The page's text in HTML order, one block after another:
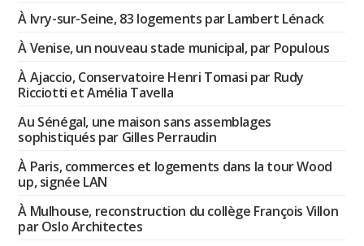
À Ivry-sur-Seine, 83 logements par Lambert Lénack
À Venise, un nouveau stade municipal, par Populous
À Ajaccio, Conservatoire Henri Tomasi par Rudy
Ricciotti et Amélia Tavella
Au Sénégal, une maison sans assemblages
sophistiqués par Gilles Perraudin
À Paris, commerces et logements dans la tour Wood
up, signée LAN
À Mulhouse, reconstruction du collège François Villon
par Oslo Architectes